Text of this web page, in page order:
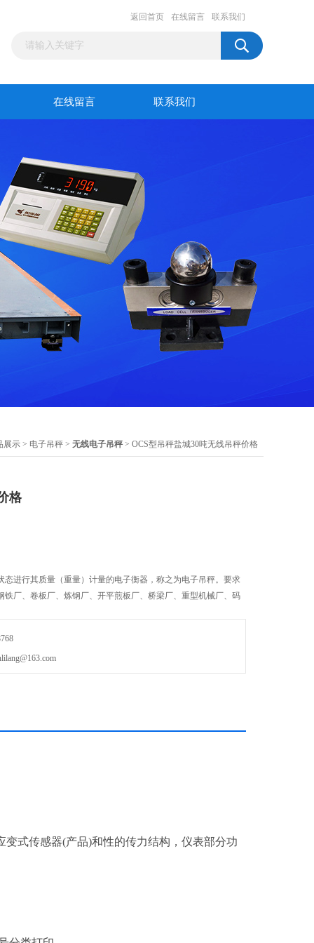
返回首页 在线留言 联系我们
在线留言 联系我们
展示 > 电子吊秤 > 无线电子吊秤> OCS型吊秤盐城30吨无线吊秤价格
格
态进行其质量（重量）计量的电子衡器，称之为电子吊秤。要求
铁厂、卷板厂、炼钢厂、开平煎板厂、桥梁厂、重型机械厂、码
变式传感器(产品)和性的传力结构，仪表部分功